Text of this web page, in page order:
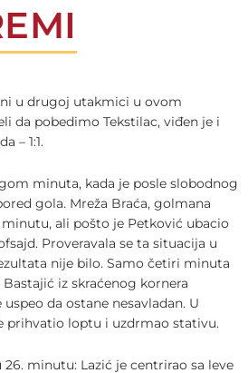
u drugoj utakmici u ovom
da pobedimo Tekstilac, viđen je i
– 1:1.
minuta, kada je posle slobodnog
gola. Mreža Braća, golmana
minutu, ali pošto je Petković ubacio
Proveravala se ta situacija u
nije bilo. Samo četiri minuta
iz skraćenog kornera
da ostane nesavladan. U
prihvatio loptu i uzdrmao stativu.
minutu: Lazić je centrirao sa leve